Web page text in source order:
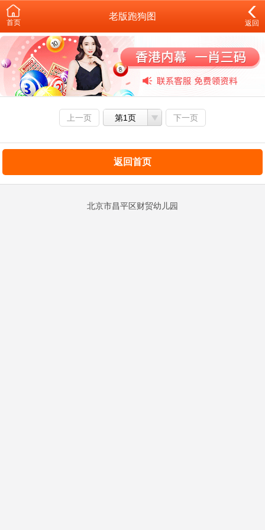
首页
老版跑狗图
返回
上一页 第1页 下一页
返回首页
北京市昌平区财贸幼儿园